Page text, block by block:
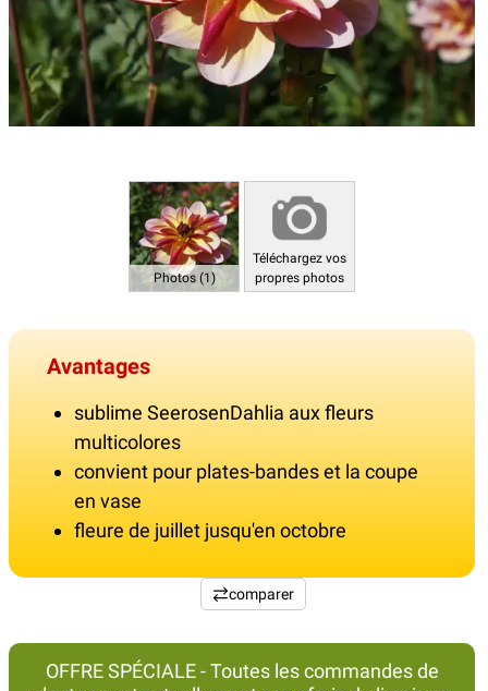
Photos (1)
Téléchargez vos
propres photos
Avantages
sublime SeerosenDahlia aux fleurs
multicolores
convient pour plates-bandes et la coupe
en vase
fleure de juillet jusqu'en octobre
comparer
OFFRE SPÉCIALE - Toutes les commandes de